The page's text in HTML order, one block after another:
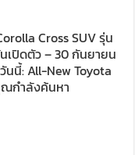
Cross SUV รุ่น
เปิดตัว – 30 กันยายน
นนี้: All-New Toyota
ณกำลังค้นหา